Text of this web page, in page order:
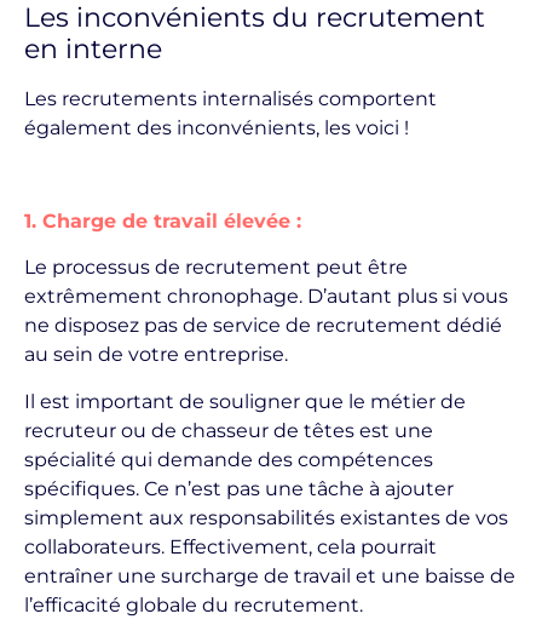
Les inconvénients du recrutement
en interne
Les recrutements internalisés comportent
également des inconvénients, les voici !
1. Charge de travail élevée :
Le processus de recrutement peut être
extrêmement chronophage. D’autant plus si vous
ne disposez pas de service de recrutement dédié
au sein de votre entreprise.
Il est important de souligner que le métier de
recruteur ou de chasseur de têtes est une
spécialité qui demande des compétences
spécifiques. Ce n’est pas une tâche à ajouter
simplement aux responsabilités existantes de vos
collaborateurs. Effectivement, cela pourrait
entraîner une surcharge de travail et une baisse de
l’efficacité globale du recrutement.